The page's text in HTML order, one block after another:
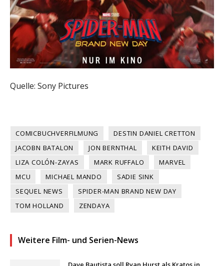
Quelle: Sony Pictures
COMICBUCHVERFILMUNG
DESTIN DANIEL CRETTON
JACOBN BATALON
JON BERNTHAL
KEITH DAVID
LIZA COLÓN-ZAYAS
MARK RUFFALO
MARVEL
MCU
MICHAEL MANDO
SADIE SINK
SEQUEL NEWS
SPIDER-MAN BRAND NEW DAY
TOM HOLLAND
ZENDAYA
Weitere Film- und Serien-News